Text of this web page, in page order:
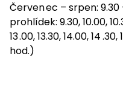
Červenec – srpen:
prohlídek: 9.30, 10.00,
13.00, 13.30, 14.00, 14.30,
hod.)